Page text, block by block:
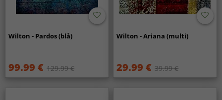
Wilton - Pardos (blå)
99.99 € 129.99 €
Wilton - Ariana (multi)
29.99 € 39.99 €